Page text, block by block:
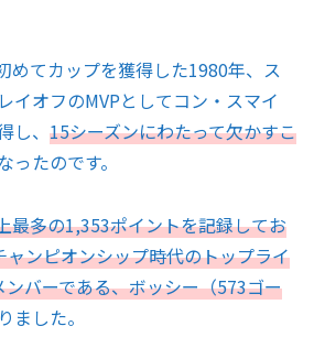
めてカップを獲得した1980年、ス
イオフのMVPとしてコン・スマイ
し、 15シーズンにわたって欠かすこ
ったのです。
最多の1,353ポイントを記録してお
ンピオンシップ時代のトップライ
バーである、ボッシー（573ゴー
ました。